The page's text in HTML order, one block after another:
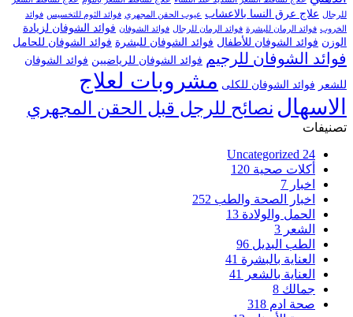
للرجال علاج عرق النسا بالاعشاب عيوب الحقن المجهري فوائد الثوم للتخسيس فوائد
الخروب فوائد الرمان للبشرة فوائد الرمان للرجال فوائد الشوفان فوائد الشوفان لزيادة
الوزن فوائد الشوفان للأطفال فوائد الشوفان للبشرة فوائد الشوفان للحامل
فوائد الشوفان للرجيم فوائد الشوفان للرياضيين فوائد الشوفان
للشعر فوائد الشوفان للكلى مشروبات لعلاج
الاسهال نصائح للرجل قبل الحقن المجهري
تصنيفات
Uncategorized 24
أكلات صحية 120
اخبار 7
اخبار الصحة والطب 252
الحمل والولادة 13
الشعر 3
الطب البديل 96
العناية بالبشرة 41
العناية بالشعر
41
جمالك 8
صحة ادم 318